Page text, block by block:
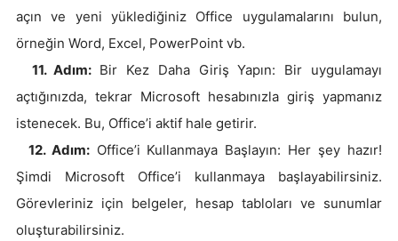
açın ve yeni yüklediğiniz Office uygulamalarını bulun,
örneğin Word, Excel, PowerPoint vb.
11. Adım: Bir Kez Daha Giriş Yapın: Bir uygulamayı
açtığınızda, tekrar Microsoft hesabınızla giriş yapmanız
istenecek. Bu, Office’i aktif hale getirir.
12. Adım:Office’i Kullanmaya Başlayın: Her şey hazır!
Şimdi Microsoft Office’i kullanmaya başlayabilirsiniz.
Görevleriniz için belgeler, hesap tabloları ve sunumlar
oluşturabilirsiniz.